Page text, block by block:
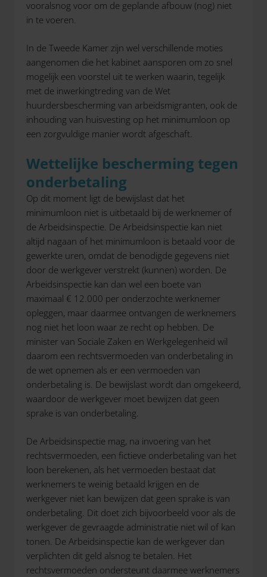
vooralsnog voor om de geplande afbouw (nog) niet
in te voeren.
In de Tweede Kamer zijn wel verschillende moties
aangenomen die het kabinet aansporen om zo snel
mogelijk een voorstel uit te werken waarin, tegelijk
met de inwerkingtreding van de Wet
huurdersbescherming van arbeidsmigranten, ook de
inhouding van huisvesting op het minimumloon op
een zorgvuldige manier wordt afgeschaft.
Wettelijke bescherming tegen
onderbetaling
Op dit moment ligt de bewijslast dat het
minimumloon niet is uitbetaald bij de werknemer of
de Arbeidsinspectie. De Arbeidsinspectie kan niet
altijd nagaan of het minimumloon is betaald voor de
gewerkte uren, omdat de benodigde gegevens niet
door de werkgever verstrekt (kunnen) worden. De
Arbeidsinspectie kan dan wel een boete van
maximaal € 12.000 per onderzochte werknemer
opleggen, maar daarmee ontvangen de werknemers
nog niet het loon waar ze recht op hebben. De
minister van Sociale Zaken en Werkgelegenheid wil
daarom een rechtsvermoeden van onderbetaling in
de wet opnemen als er een vermoeden van
onderbetaling is. De bewijslast wordt dan omgekeerd,
waardoor de werkgever moet bewijzen dat geen
sprake is van onderbetaling.
De Arbeidsinspectie mag, na invoering van het
rechtsvermoeden, een fictieve onderbetaling van het
loon berekenen, als het vermoeden bestaat dat
werknemers te weinig betaald krijgen en de
werkgever niet kan bewijzen dat geen sprake is van
onderbetaling. Dit doet zich bijvoorbeeld voor als de
werkgever de gevraagde administratie niet wil of kan
tonen. De Arbeidsinspectie kan de werkgever dan
verplichten dit geld alsnog te betalen. Het
rechtsvermoeden ondersteunt daarmee werknemers